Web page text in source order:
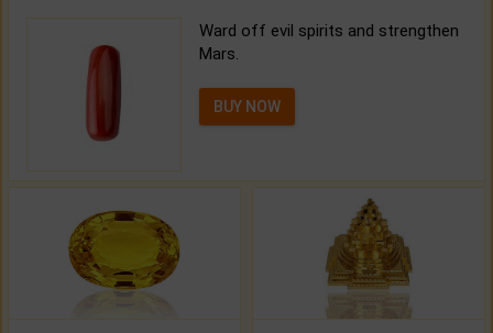
Ward off evil spirits and strengthen
Mars.
BUY NOW